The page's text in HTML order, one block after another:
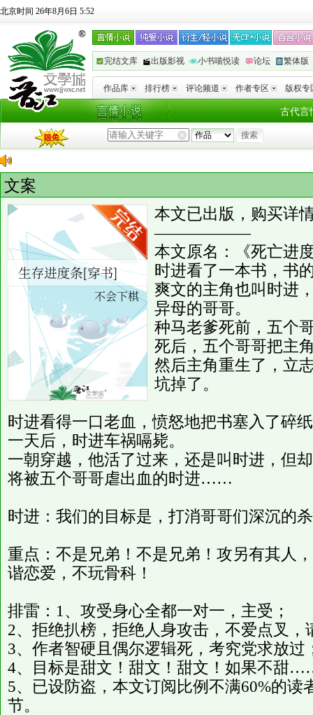
北京时间 26年8月6日 5:52
完结文库 出版影视 小书喵悦读 论坛 繁体版
作品库 排行榜 评论频道 作者专区 版权专
古代言
文案
本文已出版，购买详
——————
本文原名：《死亡进
时进看了一本书，书
爽文的主角也叫时进
异母的哥哥。
种马老爹死前，五个
死后，五个哥哥把主
然后主角重生了，立
坑掉了。
时进看得一口老血，愤怒地把书塞入了碎
一天后，时进车祸嗝毙。
一朝穿越，他活了过来，还是叫时进，但
将被五个哥哥虐出血的时进……
时进：我们的目标是，打消哥哥们深沉的
重点：不是兄弟！不是兄弟！攻另有其人
谐恋爱，不玩骨科！
排雷：1、攻受身心全都一对一，主受；
2、拒绝扒榜，拒绝人身攻击，不爱点叉，
3、作者智硬且偶尔逻辑死，考究党求放过
4、目标是甜文！甜文！甜文！如果不甜
5、已设防盗，本文订阅比例不满60%的读
节。